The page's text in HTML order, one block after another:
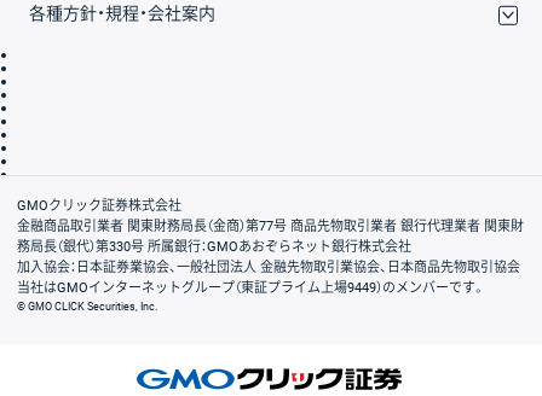
各種方針・規程・会社案内
会社案内
GMOクリック証券株式会社
金融商品取引業者 関東財務局長（金商）第77号 商品先物取引業者 銀行代理業者 関東財
務局長（銀代）第330号 所属銀行：GMOあおぞらネット銀行株式会社
加入協会：日本証券業協会、一般社団法人 金融先物取引業協会、日本商品先物取引協会
当社はGMOインターネットグループ（東証プライム上場9449）のメンバーです。
© GMO CLICK Securities, Inc.